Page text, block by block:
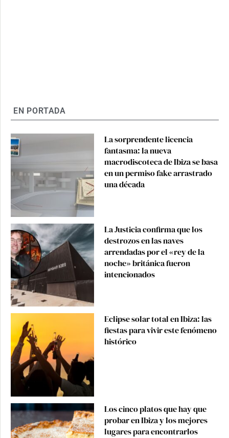
EN PORTADA
La sorprendente licencia
fantasma: la nueva
macrodiscoteca de Ibiza se basa
en un permiso fake arrastrado
una década
La Justicia confirma que los
destrozos en las naves
arrendadas por el «rey de la
noche» británica fueron
intencionados
Eclipse solar total en Ibiza: las
fiestas para vivir este fenómeno
histórico
Los cinco platos que hay que
probar en Ibiza y los mejores
lugares para encontrarlos